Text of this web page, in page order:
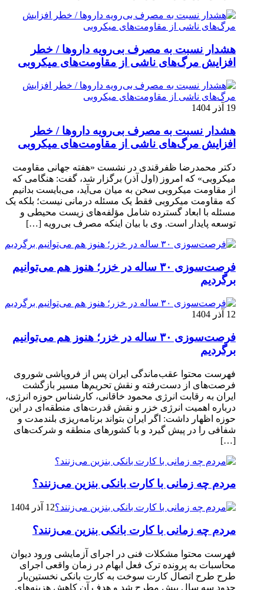
هشدار نسبت به مصرف بی‌رویه داروها / خطر
افزایش مرگ‌های ناشی از مقاومت‌های میکروبی
19 آذر 1404
هشدار نسبت به مصرف بی‌رویه داروها / خطر
افزایش مرگ‌های ناشی از مقاومت‌های میکروبی
دکتر محمدرضا ظفرقندی در نشست «هفته جهانی مقاومت
میکروبی» که امروز (اول آذر) برگزار شد، گفت: هنگامی که
از مقاومت میکروبی سخن به میان می‌آید، می‌بایست بدانیم
که مقاومت میکروبی فقط یک مسئله درمانی نیست؛ بلکه یک
مسئله با ابعاد گسترده شامل مؤلفه‌های زیست محیطی و
توسعه پایدار است. وی با بیان اینکه مصرف بی‌رویه […]
فرصت‌سوزی ۳۰ ساله در خزر؛ هنوز هم می‌توانیم
برگردیم
12 آذر 1404
فرصت‌سوزی ۳۰ ساله در خزر؛ هنوز هم می‌توانیم
برگردیم
فهرست محتوا عقب‌ماندگی ایران پس از فروپاشی شوروی
فرصت‌های از دست‌رفته و نقش تحریم‌ها مسیر بازگشت
ایران به رقابت انرژی محمود خاقانی، کارشناس حوزه انرژی،
درباره اهمیت انرژی خزر و نقش قدرت‌های منطقه‌ای در این
حوزه اظهار داشت: اگر ایران بتواند برنامه‌ریزی بلندمدت و
شفافی را در پیش گیرد و با کشورهای منطقه و شرکت‌های
[…]
مردم چه زمانی با کارت بانکی بنزین می‌زنند؟
12 آذر 1404
مردم چه زمانی با کارت بانکی بنزین می‌زنند؟
فهرست محتوا مشکلات فنی در اجرای آزمایشی ورود دیوان
محاسبات به پرونده ترک فعل ابهام در زمان واقعی اجرای
طرح طرح اتصال کارت سوخت به کارت بانکی نخستین‌بار
حدود سه سال پیش مطرح شد و هدف آن کاهش هزینه‌های